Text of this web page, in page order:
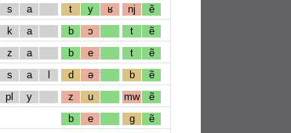
s a t y ʁ nj ẽ
k a b ɔ t ẽ
z a b e t ẽ
s a l d ə b ẽ
pl y z u mw ẽ
b e g ẽ